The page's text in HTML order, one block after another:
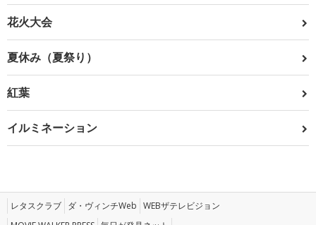
花火大会
夏休み（夏祭り）
紅葉
イルミネーション
レタスクラブ ダ・ヴィンチWeb WEBザテレビジョン